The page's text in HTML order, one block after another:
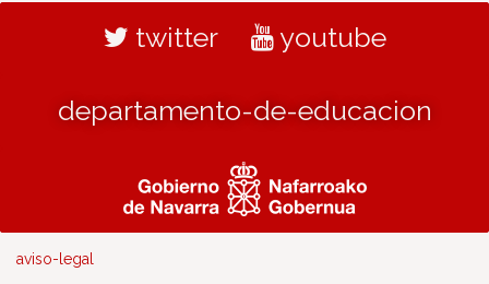
twitter youtube
departamento-de-educacion
aviso-legal